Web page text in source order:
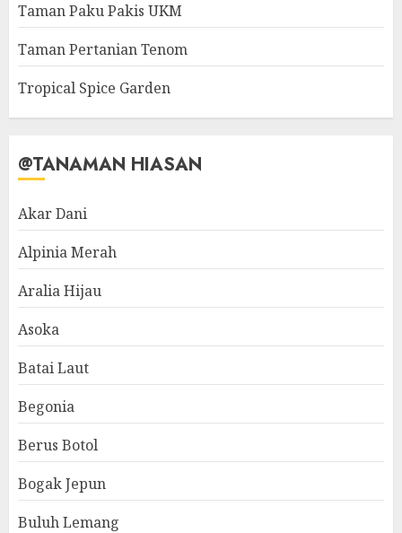
Taman Paku Pakis UKM
Taman Pertanian Tenom
Tropical Spice Garden
@TANAMAN HIASAN
Akar Dani
Alpinia Merah
Aralia Hijau
Asoka
Batai Laut
Begonia
Berus Botol
Bogak Jepun
Buluh Lemang